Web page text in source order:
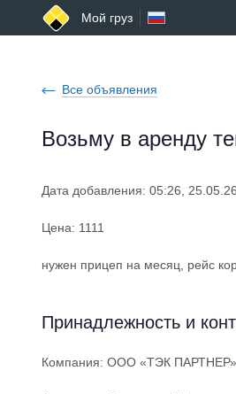
Мой груз
Все объявления
Возьму в аренду
Дата добавления: 05:26, 25.05.26
Цена: 1111
нужен прицеп на месяц, рейс
Принадлежность и
Компания: ООО «ТЭК ПАРТНЕР»